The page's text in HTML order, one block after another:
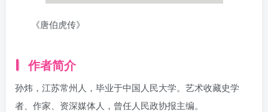
《唐伯虎传》
作者简介
孙炜，江苏常州人，毕业于中国人民大学。艺术收藏史学
者、作家、资深媒体人，曾任人民政协报主编。